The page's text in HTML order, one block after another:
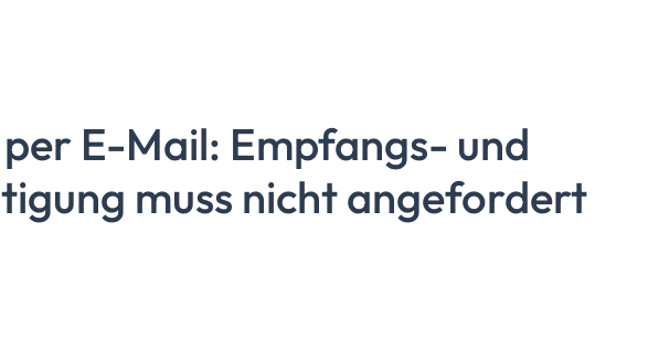
E-Mail: Empfangs- und
muss nicht angefordert